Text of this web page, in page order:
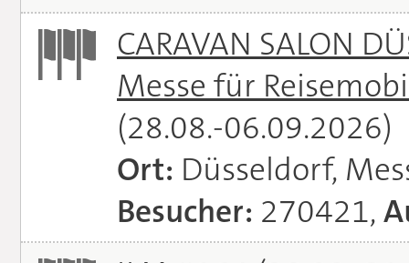
CARAVAN SALON
Messe für
(28.08.-06.09.2026)
Ort: Düsseldorf,
Besucher: 270421,